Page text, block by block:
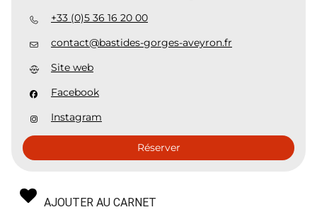
+33 (0)5 36 16 20 00
contact@bastides-gorges-aveyron.fr
Site web
Facebook
Instagram
Réserver
AJOUTER AU CARNET